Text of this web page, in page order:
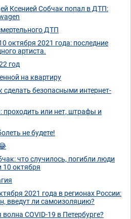
Ксенией Собчак попал в ДТП:
ДТП
октября 2021 года: последние
артиста.
год
на квартиру
сделать безопасными интернет-
проходить или нет, штрафы и
не будете!
что случилось, погибли люди
10 октября
2021 года в регионах России:
введут ли самоизоляцию?
COVID-19 в Петербурге?